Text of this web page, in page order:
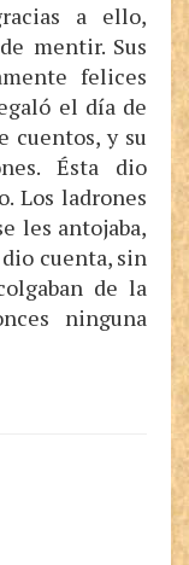
a ello,
mentir. Sus
felices
el día de
cuentos, y su
Ésta dio
Los ladrones
les antojaba,
cuenta, sin
de la
ninguna